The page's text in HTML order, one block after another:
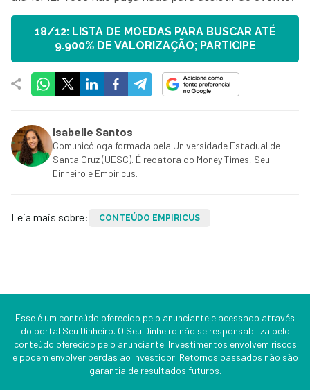
18/12: LISTA DE MOEDAS PARA BUSCAR ATÉ
9.900% DE VALORIZAÇÃO; PARTICIPE
Isabelle Santos
Comunicóloga formada pela Universidade Estadual de
Santa Cruz (UESC). É redatora do Money Times, Seu
Dinheiro e Empiricus.
Leia mais sobre: CONTEÚDO EMPIRICUS
Esse é um conteúdo oferecido pelo anunciante e acessado através
do portal Seu Dinheiro. O Seu Dinheiro não se responsabiliza pelo
conteúdo oferecido pelo anunciante. Investimentos envolvem riscos
e podem envolver perdas ao investidor. Retornos passados não são
garantia de resultados futuros.